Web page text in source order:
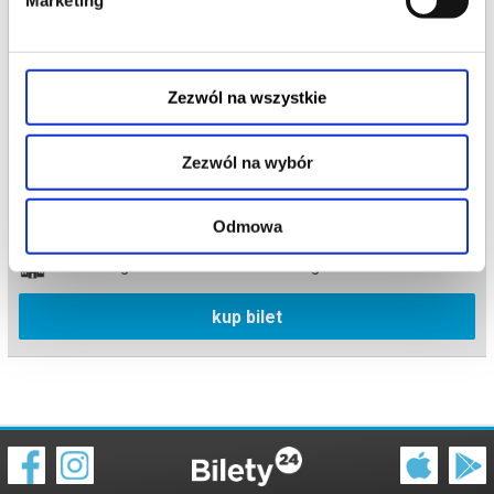
Zezwól na wszystkie
Zezwól na wybór
Odmowa
16.02.2027 , g. 19:00
kup bilet